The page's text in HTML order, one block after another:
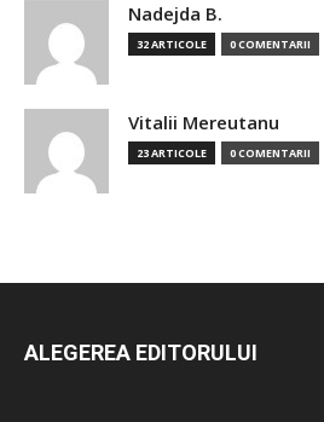
Nadejda B.
32 ARTICOLE 0 COMENTARII
Vitalii Mereutanu
23 ARTICOLE 0 COMENTARII
ALEGEREA EDITORULUI